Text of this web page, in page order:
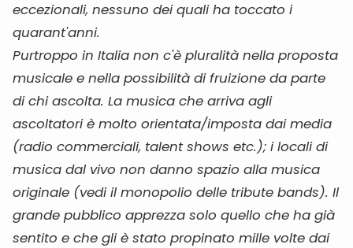
eccezionali, nessuno dei quali ha toccato i
quarant'anni.
Purtroppo in Italia non c'è pluralità nella proposta
musicale e nella possibilità di fruizione da parte
di chi ascolta. La musica che arriva agli
ascoltatori è molto orientata/imposta dai media
(radio commerciali, talent shows etc.); i locali di
musica dal vivo non danno spazio alla musica
originale (vedi il monopolio delle tribute bands). Il
grande pubblico apprezza solo quello che ha già
sentito e che gli è stato propinato mille volte dai